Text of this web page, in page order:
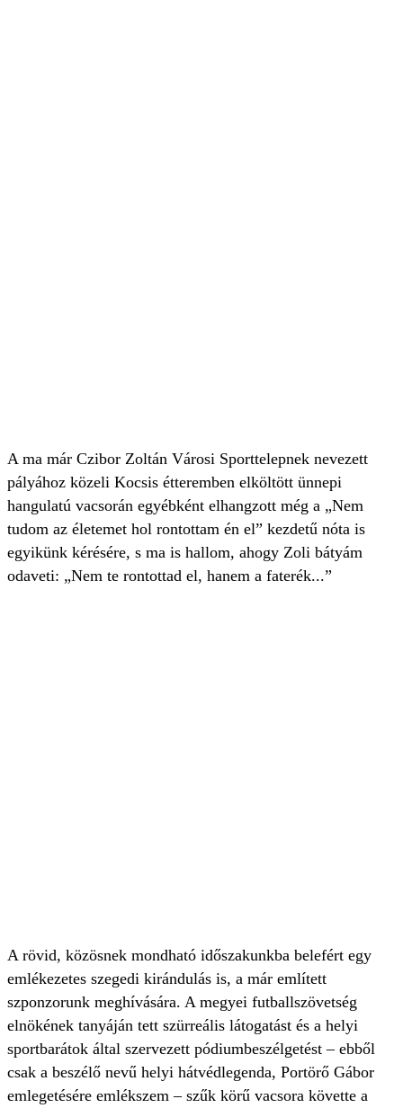
A ma már Czibor Zoltán Városi Sporttelepnek nevezett
pályához közeli Kocsis étteremben elköltött ünnepi
hangulatú vacsorán egyébként elhangzott még a „Nem
tudom az életemet hol rontottam én el” kezdetű nóta is
egyikünk kérésére, s ma is hallom, ahogy Zoli bátyám
odaveti: „Nem te rontottad el, hanem a faterék...”
A rövid, közösnek mondható időszakunkba belefért egy
emlékezetes szegedi kirándulás is, a már említett
szponzorunk meghívására. A megyei futballszövetség
elnökének tanyáján tett szürreális látogatást és a helyi
sportbarátok által szervezett pódiumbeszélgetést – ebből
csak a beszélő nevű helyi hátvédlegenda, Portörő Gábor
emlegetésére emlékszem – szűk körű vacsora követte a